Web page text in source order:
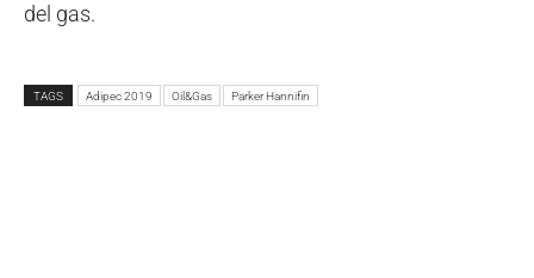
del gas.
TAGS Adipec 2019 Oil&Gas Parker Hannifin